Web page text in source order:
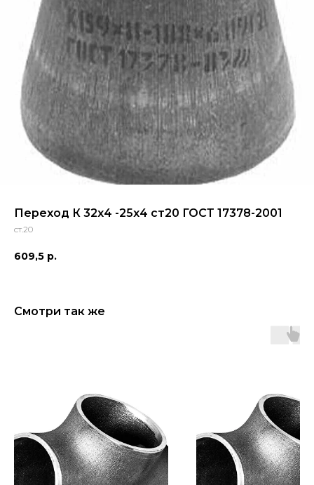
Переход К 32х4 -25х4 ст20 ГОСТ 17378-2001
ст.20
609,5 р.
Смотри так же